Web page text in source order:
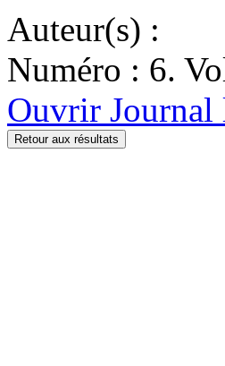
Auteur(s) :
Numéro : 6.
Ouvrir
Retour aux résultats